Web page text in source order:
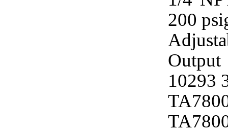
200
10293